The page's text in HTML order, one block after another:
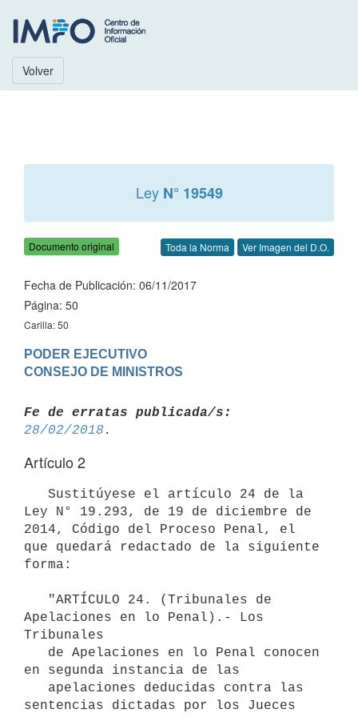
Volver
Ley N° 19549
Documento original Toda la Norma Ver Imagen del D.O.
Fecha de Publicación: 06/11/2017
Página: 50
Carilla: 50
PODER EJECUTIVO
Fe de erratas publicada/s:
28/02/2018
Artículo 2
Ley N° 19.293, de 19 de diciembre de
2014, Código del Proceso Penal, el
que quedará redactado de la siguiente
forma:
Apelaciones en lo Penal).- Los
Tribunales
en segunda instancia de las
sentencias dictadas por los Jueces